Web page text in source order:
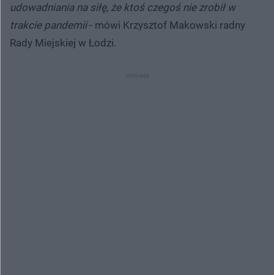
udowadniania na siłę, że ktoś czegoś nie zrobił w
trakcie pandemii- mówi Krzysztof Makowski radny
Rady Miejskiej w Łodzi.